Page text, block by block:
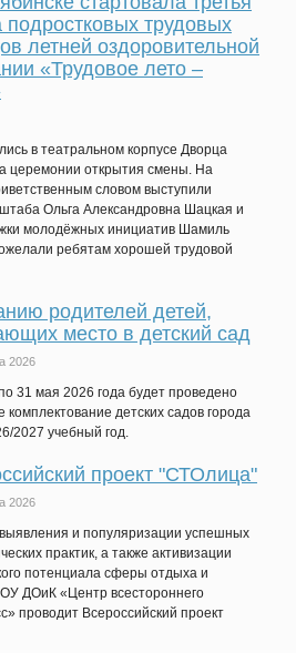
подростковых трудовых
летней оздоровительной
«Трудовое лето –
в театральном корпусе Дворца
церемонии открытия смены. На
словом выступили
Ольга Александровна Шацкая и
молодёжных инициатив Шамиль
ребятам хорошей трудовой
родителей детей,
место в детский сад
2026
31 мая 2026 года будет проведено
комплектование детских садов города
2027 учебный год.
проект "СТОлица"
2026
и популяризации успешных
практик, а также активизации
потенциала сферы отдыха и
ДОиК «Центр всестороннего
проводит Всероссийский проект